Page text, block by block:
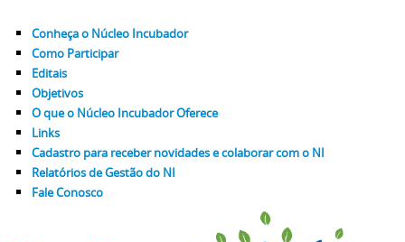
Conheça o Núcleo Incubador
Como Participar
Editais
Objetivos
O que o Núcleo Incubador Oferece
Links
Cadastro para receber novidades e colaborar com o NI
Relatórios de Gestão do NI
Fale Conosco